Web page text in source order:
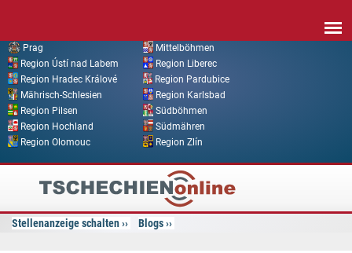
Prag
Mittelböhmen
Region Ústí nad Labem
Region Liberec
Region Hradec Králové
Region Pardubice
Mährisch-Schlesien
Region Karlsbad
Region Pilsen
Südböhmen
Region Hochland
Südmähren
Region Olomouc
Region Zlín
Tschechien
Online
Stellenanzeige schalten Blogs